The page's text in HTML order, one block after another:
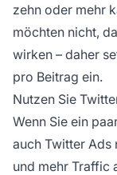
zehn oder mehr
möchten nicht,
wirken – daher
pro Beitrag ein.
Nutzen Sie
Wenn Sie ein
auch Twitter Ads
und mehr Traffic